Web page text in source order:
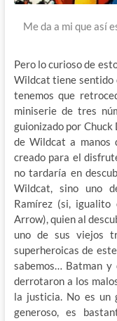
Me da a mi que así
Pero lo curioso de
Wildcat tiene sentido
tenemos que
miniserie de tres
guionizado por
de Wildcat a manos
creado para el
no tardaría en
Wildcat, sino uno
Ramírez (si,
Arrow), quien al
uno de sus viejos
superheroicas de
sabemos… Batman
derrotaron a los
la justicia. No es un
generoso, es